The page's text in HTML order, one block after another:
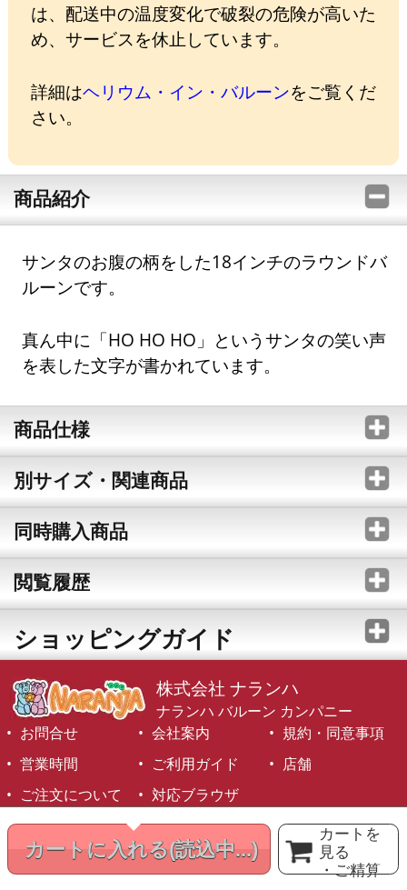
カートに入れる(読込中...)
カートを
見る
・ご精算
は、配送中の温度変化で破裂の危険が高いた
め、サービスを休止しています。
詳細はヘリウム・イン・バルーンをご覧くだ
さい。
商品紹介
サンタのお腹の柄をした18インチのラウンドバ
ルーンです。
真ん中に「HO HO HO」というサンタの笑い声
を表した文字が書かれています。
商品仕様
別サイズ・関連商品
同時購入商品
閲覧履歴
ショッピングガイド
株式会社 ナランハ
ナランハ バルーン カンパニー
お問合せ
会社案内
規約・同意事項
営業時間
ご利用ガイド
店舗
ご注文について
対応ブラウザ
©1999-2026 NARANJA Inc. All Rights Reserved.